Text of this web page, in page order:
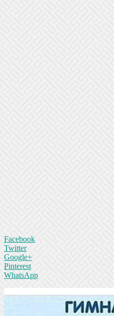
Facebook
Twitter
Google+
Pinterest
WhatsApp